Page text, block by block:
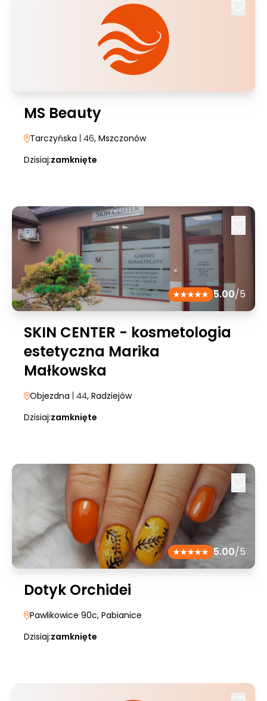
MS Beauty
Tarczyńska | 46, Mszczonów
Dzisiaj:zamknięte
5.00/5
SKIN CENTER - kosmetologia
estetyczna Marika
Małkowska
Objezdna | 44, Radziejów
Dzisiaj:zamknięte
5.00/5
Dotyk Orchidei
Pawlikowice 90c, Pabianice
Dzisiaj:zamknięte